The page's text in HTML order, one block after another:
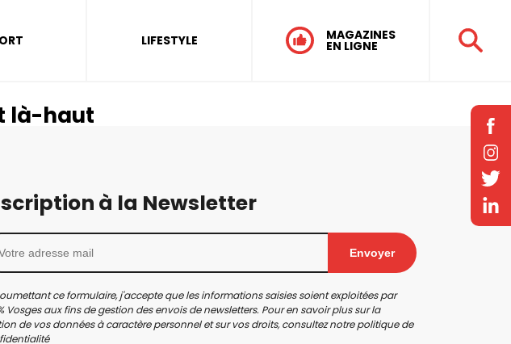
LIFESTYLE MAGAZINES
EN LIGNE
là-haut
à la Newsletter
Envoyer
ce formulaire, j'accepte que les informations saisies soient exploitées par
Vosges aux fins de gestion des envois de newsletters. Pour en savoir plus sur la
de vos données à caractère personnel et sur vos droits, consultez notrepolitique de